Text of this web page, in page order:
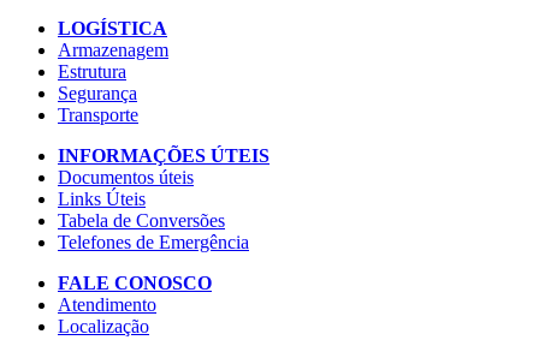
LOGÍSTICA
Armazenagem
Estrutura
Segurança
Transporte
INFORMAÇÕES ÚTEIS
Documentos úteis
Links Úteis
Tabela de Conversões
Telefones de Emergência
FALE CONOSCO
Atendimento
Localização